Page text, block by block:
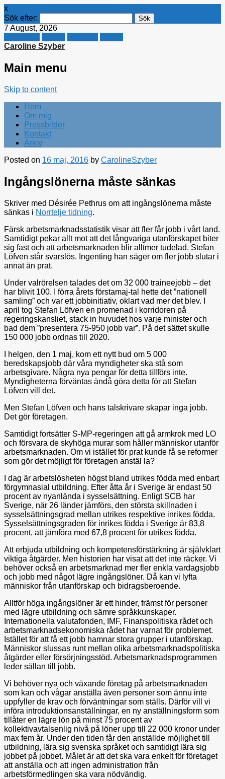
x
Sök efter:
7 August, 2026
Caroline Szyber
Main menu
Skip to content
Hem
Om mig
Pressbilder
Kontakt
Arkiv
Posted on 16 maj, 2016 by CarolineSzyber
Ingångslönerna måste sänkas
Skriver med Désirée Pethrus om att ingångslönerna måste
sänkas i Norrtelje tidning.
Färsk arbetsmarknadsstatistik visar att fler får jobb i vårt land.
Samtidigt pekar allt mot att det långvariga utanförskapet biter
sig fast och att arbetsmarknaden blir alltmer tudelad. Stefan
Löfven står svarslös. Ingenting han säger om fler jobb slutar i
annat än prat.
Under valrörelsen talades det om 32 000 traineejobb – det
har blivit 100. I förra årets förstamaj-tal hette det ”nationell
samling” och var ett jobbinitiativ, oklart vad mer det blev. I
april tog Stefan Löfven en promenad i korridoren på
regeringskansliet, stack in huvudet hos varje minister och
bad dem ”presentera 75-950 jobb var”. På det sättet skulle
150 000 jobb ordnas till 2020.
I helgen, den 1 maj, kom ett nytt bud om 5 000
beredskapsjobb där våra myndigheter ska stå som
arbetsgivare. Några nya pengar för detta tillförs inte.
Myndigheterna förväntas ändå göra detta för att Stefan
Löfven vill det.
Men Stefan Löfven och hans talskrivare skapar inga jobb.
Det gör företagen.
Samtidigt fortsätter S-MP-regeringen att gå armkrok med LO
och försvara de skyhöga murar som håller människor utanför
arbetsmarknaden. Om vi istället för prat kunde få se reformer
som gör det möjligt för företagen anstäl la?
I dag är arbetslösheten högst bland utrikes födda med enbart
förgymnasial utbildning. Efter åtta år i Sverige är endast 50
procent av nyanlända i sysselsättning. Enligt SCB har
Sverige, när 26 länder jämförs, den största skillnaden i
sysselsättningsgrad mellan utrikes respektive inrikes födda.
Sysselsättningsgraden för inrikes födda i Sverige är 83,8
procent, att jämföra med 67,8 procent för utrikes födda.
Att erbjuda utbildning och kompetensförstärkning är självklart
viktiga åtgärder. Men historien har visat att det inte räcker. Vi
behöver också en arbetsmarknad mer fler enkla vardagsjobb
och jobb med något lägre ingångslöner. Då kan vi lyfta
människor från utanförskap och bidragsberoende.
Alltför höga ingångslöner är ett hinder, främst för personer
med lägre utbildning och sämre språkkunskaper.
Internationella valutafonden, IMF, Finanspolitiska rådet och
arbetsmarknadsekonomiska rådet har varnat för problemet.
Istället för att få ett jobb hamnar stora grupper i utanförskap.
Människor slussas runt mellan olika arbetsmarknadspolitiska
åtgärder eller försörjningsstöd. Arbetsmarknadsprogrammen
leder sällan till jobb.
Vi behöver nya och växande företag på arbetsmarknaden
som kan och vågar anställa även personer som ännu inte
uppfyller de krav och förväntningar som ställs. Därför vill vi
införa introduktionsanställningar, en ny anställningsform som
tillåter en lägre lön på minst 75 procent av
kollektivavtalsenlig nivå på löner upp till 22 000 kronor under
max fem år. Under den tiden får den anställde möjlighet till
utbildning, lära sig svenska språket och samtidigt lära sig
jobbet på jobbet. Målet är att det ska vara enkelt för företaget
att anställa och att ingen administration från
arbetsförmedlingen ska vara nödvändig.